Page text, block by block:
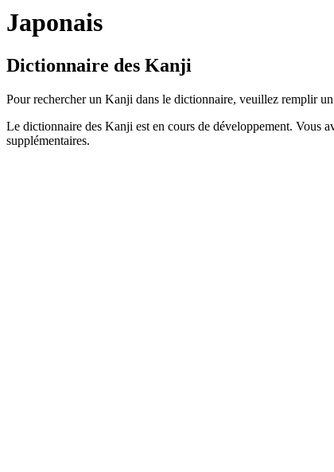
Japonais
Dictionnaire des Kanji
Pour rechercher un Kanji dans le dictionnaire, veuillez remplir
Le dictionnaire des Kanji est en cours de développement. Vous
supplémentaires.